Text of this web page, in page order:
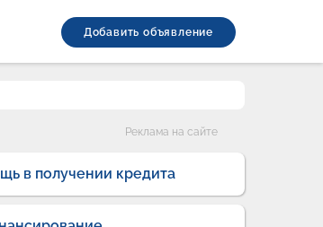
Добавить объявление
Реклама на сайте
в получении кредита